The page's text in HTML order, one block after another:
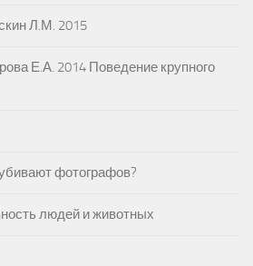
Л.М. 2015
Е.А. 2014 Поведение крупного
фотографов?
людей и животных